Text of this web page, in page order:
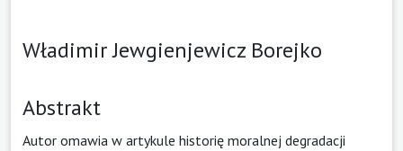
Władimir Jewgienjewicz Borejko
Abstrakt
Autor omawia w artykule historię moralnej degradacji